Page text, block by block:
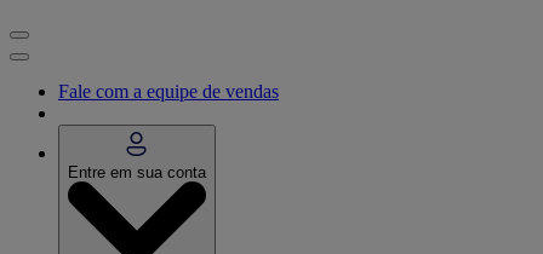
Fale com a equipe de vendas
Entre em sua conta